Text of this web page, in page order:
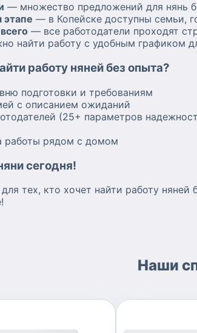
— множество предложений для нянь
— в Копейске доступны семьи,
— все работодатели проходят
найти работу с удобным графиком
работу няней без опыта?
подготовки и требованиям
с описанием ожиданий
(25+ параметров
работы рядом с домом
сегодня!
тех, кто хочет найти работу
Наши